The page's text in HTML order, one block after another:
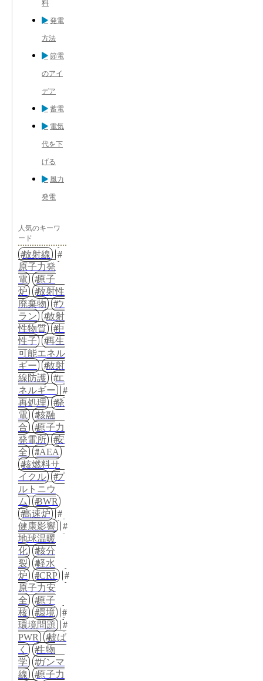
料
発電
方法
節電
のアイ
デア
蓄電
電気
代を下
げる
風力
発電
人気のキーワ
ード
放射線
原子力発
電
原子
炉
放射性
廃棄物
ウ
ラン
放射
性物質
中
性子
再生
可能エネル
ギー
放射
線防護
エ
ネルギー
再処理
発
電
核融
合
原子力
発電所
安
全
IAEA
核燃料サ
イクル
プ
ルトニウ
ム
BWR
高速炉
健康影響
地球温暖
化
核分
裂
軽水
炉
ICRP
原子力安
全
原子
核
環境
環境問題
PWR
被ば
く
生物
学
ガンマ
線
原子力